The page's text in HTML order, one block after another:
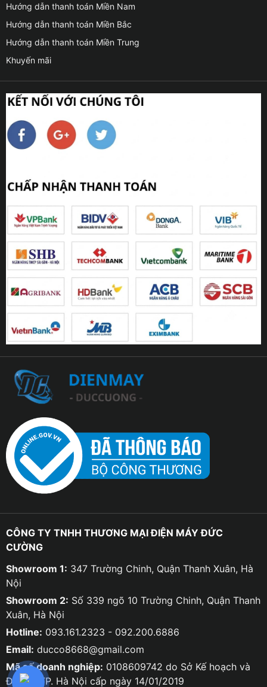
Hướng dẫn thanh toán Miền Nam
Hướng dẫn thanh toán Miền Bắc
Hướng dẫn thanh toán Miền Trung
Khuyến mãi
CÔNG TY TNHH THƯƠNG MẠI ĐIỆN MÁY ĐỨC
CƯỜNG
Showroom 1: 347 Trường Chinh, Quận Thanh Xuân, Hà
Nội
Showroom 2: Số 339 ngõ 10 Trường Chinh, Quận Thanh
Xuân, Hà Nội
Hotline: 093.161.2323 - 092.200.6886
Email: ducco8668@gmail.com
Mã số doanh nghiệp: 0108609742 do Sở Kế hoạch và
Đầu tư TP. Hà Nội cấp ngày 14/01/2019